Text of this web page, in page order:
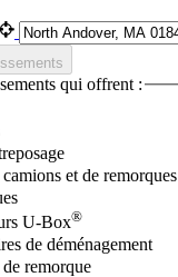
qui offrent :
et de remorques
U-Box®
de déménagement
remorque